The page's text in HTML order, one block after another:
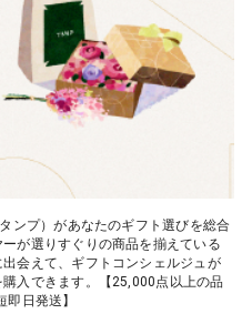
ギフト（GREEN）
ンプ）があなたのギフト選びを総合
が選りすぐりの商品を揃えている
会えて、ギフトコンシェルジュが
入できます。【25,000点以上の品
日発送】